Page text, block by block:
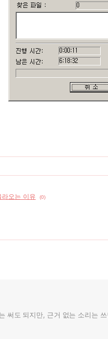
오는 이유
(0)
써도 되지만, 근거 없는 소리는